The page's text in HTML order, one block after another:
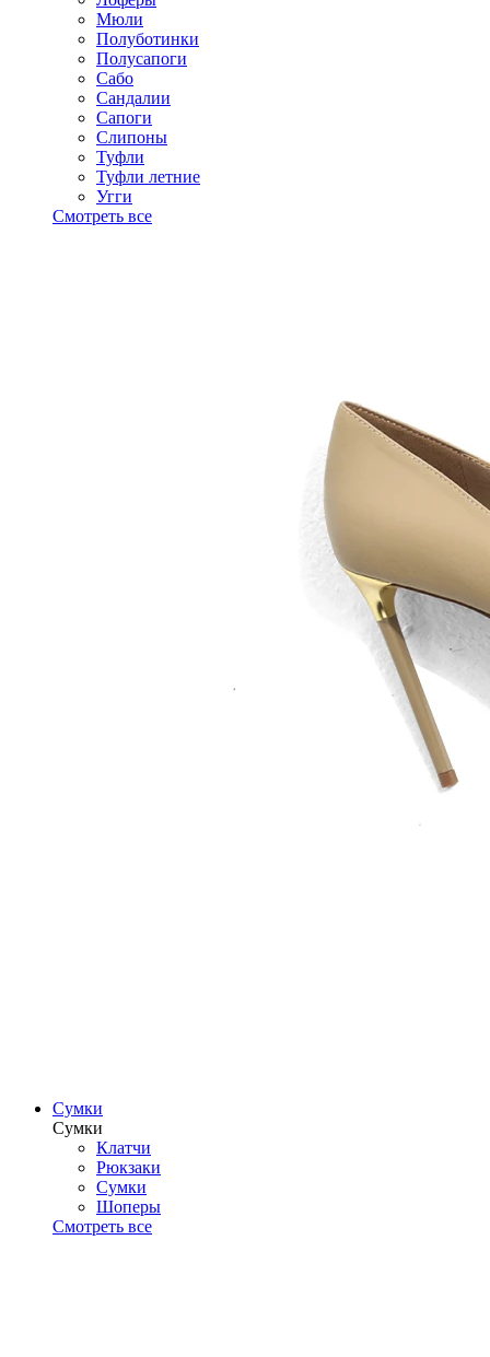
Мюли
Полуботинки
Полусапоги
Сабо
Сандалии
Сапоги
Слипоны
Туфли
Туфли летние
Угги
Смотреть все
Сумки
Сумки
Клатчи
Рюкзаки
Сумки
Шоперы
Смотреть все